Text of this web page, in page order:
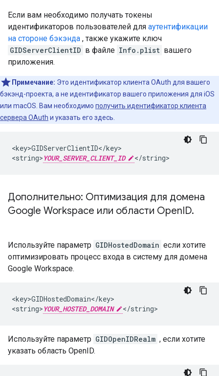
Если вам необходимо получать токены
идентификаторов пользователей для аутентификации
на стороне бэкэнда , также укажите ключ
GIDServerClientID в файле Info.plist вашего
приложения.
Примечание: Это идентификатор клиента OAuth для вашего
бэкэнд-проекта, а не идентификатор вашего приложения для iOS
или macOS. Вам необходимо получить идентификатор клиента
сервера OAuth и указать его здесь.
<key>GIDServerClientID</key>
<string> YOUR_SERVER_CLIENT_ID </string>
Дополнительно: Оптимизация для домена
Google Workspace или области OpenID.
Используйте параметр GIDHostedDomain если хотите
оптимизировать процесс входа в систему для домена
Google Workspace.
<key>GIDHostedDomain</key>
<string> YOUR_HOSTED_DOMAIN </string>
Используйте параметр GIDOpenIDRealm , если хотите
указать область OpenID.